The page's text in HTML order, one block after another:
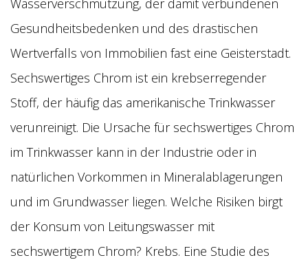
Gesundheitsbedenken und des drastischen
Wertverfalls von Immobilien fast eine Geisterstadt.
Sechswertiges Chrom ist ein krebserregender
Stoff, der häufig das amerikanische Trinkwasser
verunreinigt. Die Ursache für sechswertiges Chrom
im Trinkwasser kann in der Industrie oder in
natürlichen Vorkommen in Mineralablagerungen
und im Grundwasser liegen. Welche Risiken birgt
der Konsum von Leitungswasser mit
sechswertigem Chrom? Krebs. Eine Studie des